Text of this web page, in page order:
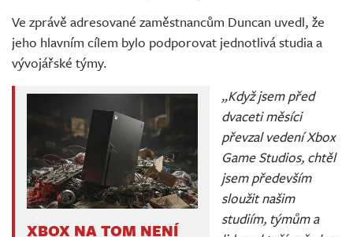
Ve zprávě adresované zaměstnancům Duncan uvedl, že
jeho hlavním cílem bylo podporovat jednotlivá studia a
vývojářské týmy.
XBOX NA TOM NENÍ
„Když jsem před
dvaceti měsíci
převzal vedení Xbox
Game Studios, chtěl
jsem především
sloužit našim
studiím, týmům a